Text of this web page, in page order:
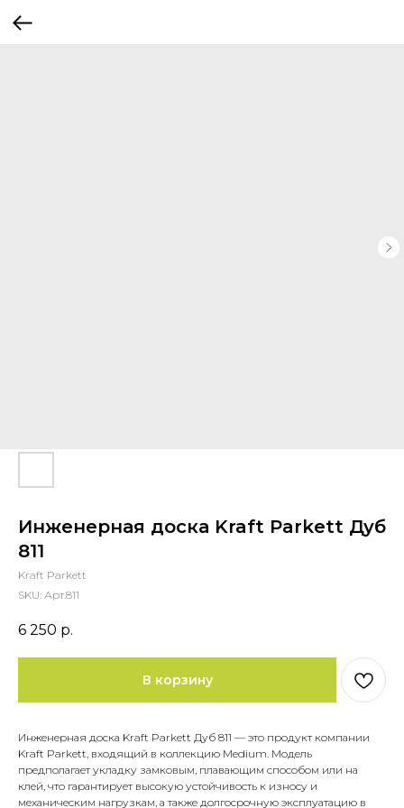
Инженерная доска Kraft Parkett Дуб
811
Kraft Parkett
SKU: Арт.811
6 250 р.
В корзину
Инженерная доска Kraft Parkett Дуб 811 — это продукт компании
Kraft Parkett, входящий в коллекцию Medium. Модель
предполагает укладку замковым, плавающим способом или на
клей, что гарантирует высокую устойчивость к износу и
механическим нагрузкам, а также долгосрочную эксплуатацию в